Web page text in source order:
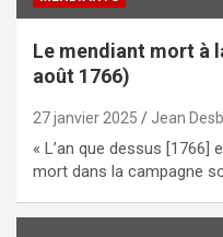
Le mendiant mort à
août 1766)
27 janvier 2025 Jean
« L’an que dessus [1766]
mort dans la campagne